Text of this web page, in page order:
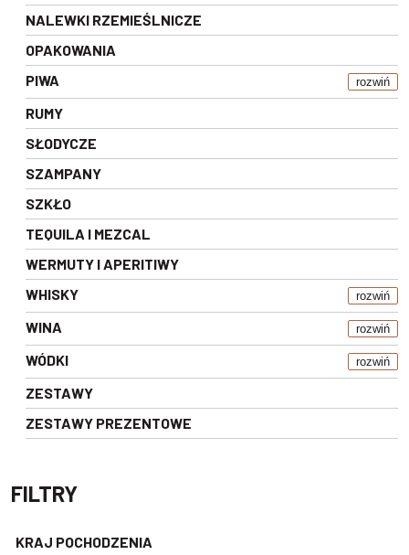
NALEWKI RZEMIEŚLNICZE
OPAKOWANIA
PIWA
rozwiń
RUMY
SŁODYCZE
SZAMPANY
SZKŁO
TEQUILA I MEZCAL
WERMUTY I APERITIWY
WHISKY
rozwiń
WINA rozwiń
WÓDKI rozwiń
ZESTAWY
ZESTAWY PREZENTOWE
FILTRY
KRAJ POCHODZENIA